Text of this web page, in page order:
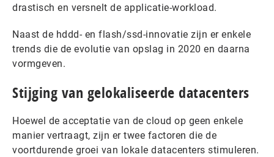
drastisch en versnelt de applicatie-workload.
Naast de hddd- en flash/ssd-innovatie zijn er enkele
trends die de evolutie van opslag in 2020 en daarna
vormgeven.
Stijging van gelokaliseerde datacenters
Hoewel de acceptatie van de cloud op geen enkele
manier vertraagt, zijn er twee factoren die de
voortdurende groei van lokale datacenters stimuleren.